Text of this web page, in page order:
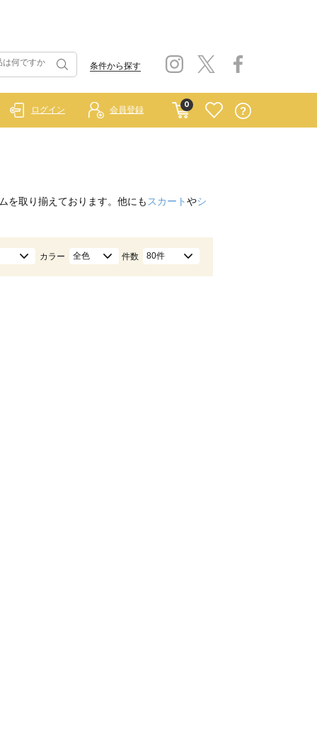
条件から探す
0
ログイン 会員登録
を取り揃えております。他にも スカートやシ
カラー 全色 件数 80件